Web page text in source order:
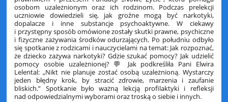
osobom uzależnionym oraz ich rodzinom. Podczas prelekcji
uczniowie dowiedzieli się, jak groźne mogą być narkotyki,
dopalacze i inne substancje psychoaktywne. W ciekawy
i przystępny sposób omówione zostały skutki prawne, psychiczne
i fizyczne zażywania środków odurzających. Po południu odbyło
się spotkanie z rodzicami i nauczycielami na temat: Jak rozpoznać,
że dziecko zażywa narkotyki? Gdzie szukać pomocy? Jak udzielić
pomocy osobie uzależnionej? 💬 Jak podkreśliła Pani Elwira
Lelental: „Nikt nie planuje zostać osobą uzależnioną. Wystarczy
jeden błędny krok, by stracić zdrowie, marzenia i zaufanie
bliskich.” Spotkanie było ważną lekcją profilaktyki i refleksji
nad odpowiedzialnymi wyborami oraz troską o siebie i innych.